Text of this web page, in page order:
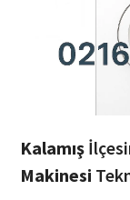
Kalamış
Makinesi